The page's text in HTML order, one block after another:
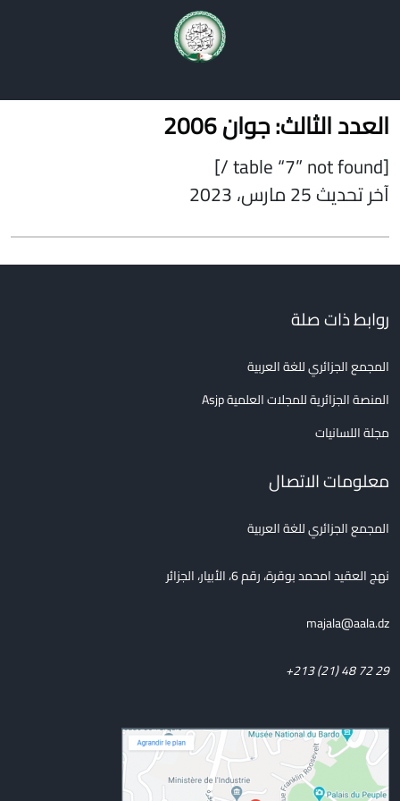
العدد الثالث: جوان 2006
[table “7” not found /]
آخر تحديث 25 مارس، 2023
روابط ذات صلة
المجمع الجزائري للغة العربية
المنصة الجزائرية للمجلات العلمية Asjp
مجلة اللسانيات
معلومات الاتصال
المجمع الجزائري للغة العربية
نهج العقيد امحمد بوقرة، رقم 6، الأبيار، الجزائر
majala@aala.dz
+213 (21) 48 72 29